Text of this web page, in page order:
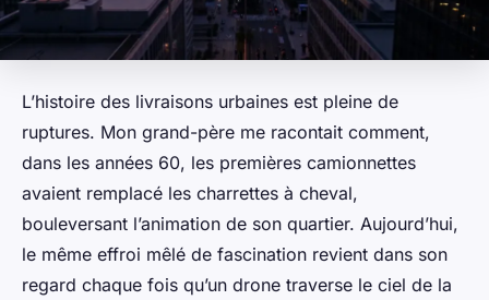
L’histoire des livraisons urbaines est pleine de
ruptures. Mon grand-père me racontait comment,
dans les années 60, les premières camionnettes
avaient remplacé les charrettes à cheval,
bouleversant l’animation de son quartier. Aujourd’hui,
le même effroi mêlé de fascination revient dans son
regard chaque fois qu’un drone traverse le ciel de la